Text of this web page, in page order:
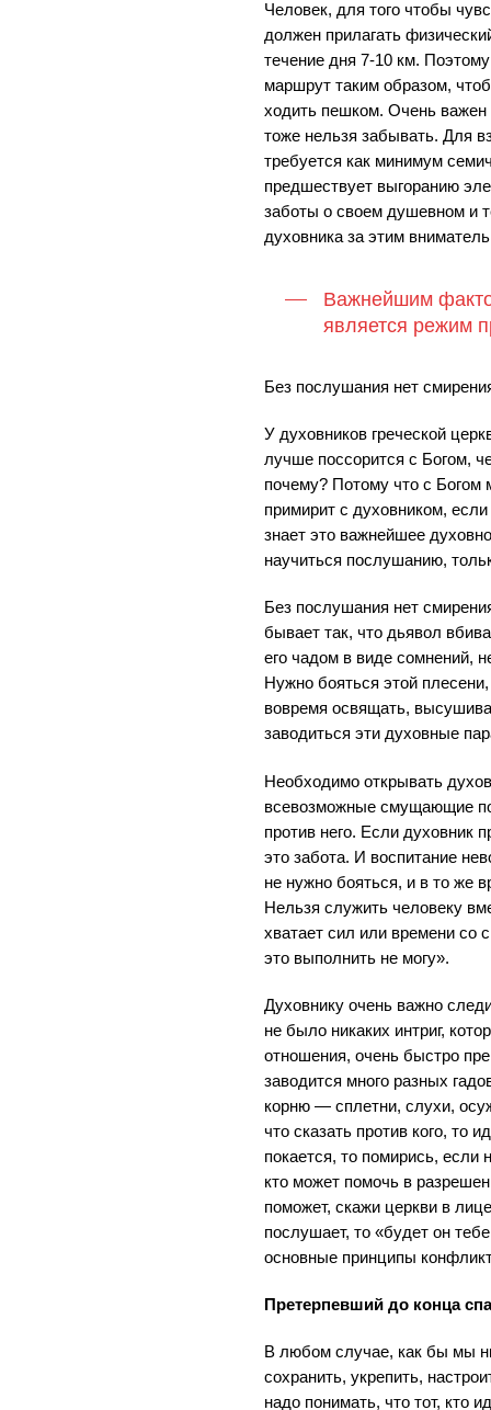
Человек, для того чтобы
должен прилагать
течение дня 7-10 км.
маршрут таким образом,
ходить пешком. Очень важен
тоже нельзя забывать. Для
требуется как минимум
предшествует выгоранию
заботы о своем душевном и
духовника за этим
Важнейшим
является режим
Без послушания нет
У духовников греческой
лучше поссорится с Богом,
почему? Потому что с Богом
примирит с духовником,
знает это важнейшее
научиться послушанию,
Без послушания нет
бывает так, что дьявол
его чадом в виде сомнений,
Нужно бояться этой
вовремя освящать,
заводиться эти духовные
Необходимо открывать
всевозможные смущающие
против него. Если духовник
это забота. И воспитание
не нужно бояться, и в то же
Нельзя служить человеку
хватает сил или времени со
это выполнить не могу».
Духовнику очень важно
не было никаких интриг,
отношения, очень быстро
заводится много разных
корню — сплетни, слухи,
что сказать против кого, то
покается, то помирись, если
кто может помочь в
поможет, скажи церкви в
послушает, то «будет он
основные принципы
Претерпевший до конца
В любом случае, как бы мы
сохранить, укрепить,
надо понимать, что тот, кто